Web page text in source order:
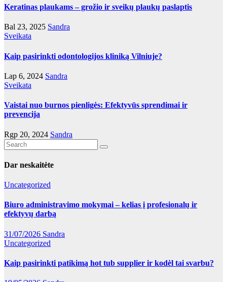
Keratinas plaukams – grožio ir sveikų plaukų paslaptis
Bal 23, 2025 Sandra
Sveikata
Kaip pasirinkti odontologijos kliniką Vilniuje?
Lap 6, 2024 Sandra
Sveikata
Vaistai nuo burnos pienligės: Efektyvūs sprendimai ir
prevencija
Rgp 20, 2024 Sandra
Dar neskaitėte
Uncategorized
Biuro administravimo mokymai – kelias į profesionalų ir
efektyvų darbą
31/07/2026 Sandra
Uncategorized
Kaip pasirinkti patikimą hot tub supplier ir kodėl tai svarbu?